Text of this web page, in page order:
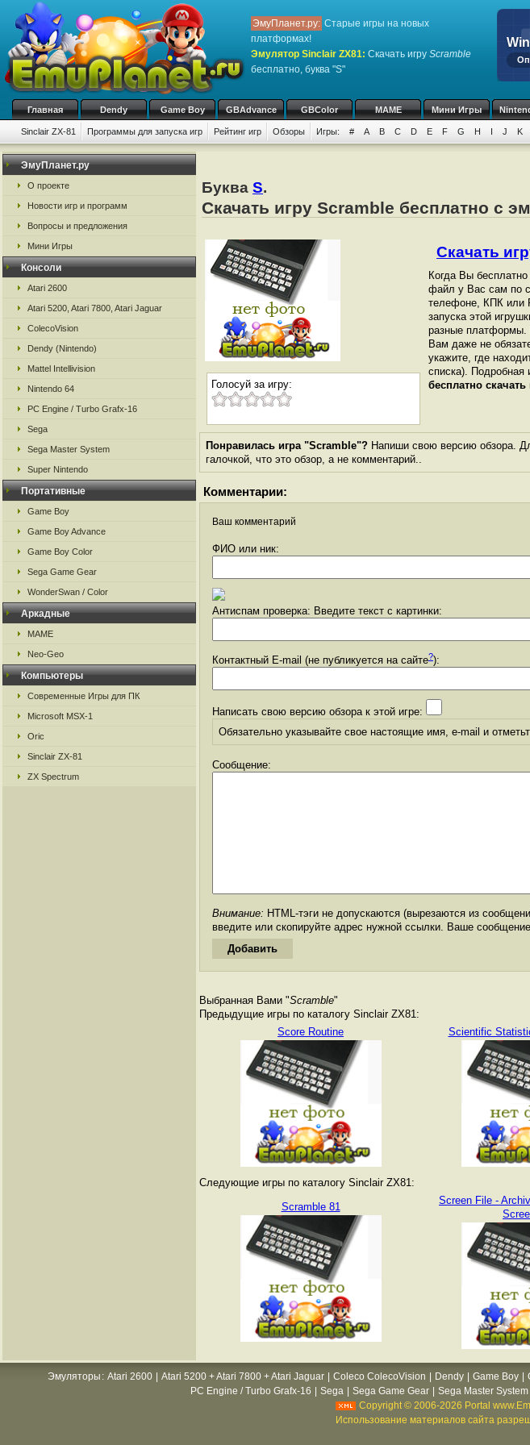
ЭмуПланет.ру: Старые игры на новых
платформах!
Эмулятор Sinclair ZX81: Скачать игру Scramble
бесплатно, буква "S"
Главная Dendy Game Boy GBAdvance GBColor MAME Мини Игры
Sinclair ZX-81 Программы для запуска игр Рейтинг игр Обзоры Игры: # A B C D E F G H I J K
ЭмуПланет.ру
О проекте
Новости игр и программ
Вопросы и предложения
Мини Игры
Консоли
Atari 2600
Atari 5200, Atari 7800, Atari Jaguar
ColecoVision
Dendy (Nintendo)
Mattel Intellivision
Nintendo 64
PC Engine / Turbo Grafx-16
Sega
Sega Master System
Super Nintendo
Портативные
Game Boy
Game Boy Advance
Game Boy Color
Sega Game Gear
WonderSwan / Color
Аркадные
MAME
Neo-Geo
Компьютеры
Современные Игры для ПК
Microsoft MSX-1
Oric
Sinclair ZX-81
ZX Spectrum
Буква S.
Скачать игру Scramble бесплатно с
Голосуй за игру:
Скачать
Когда Вы бесплатно
файл у Вас сам по
телефоне, КПК или
запуска этой
разные платформы.
Вам даже не
укажите, где
списка). Подробная
бесплатно
Понравилась игра "Scramble"? Напиши свою версию обзора.
галочкой, что это обзор, а не комментарий..
Комментарии:
Ваш комментарий
ФИО или ник:
Антиспам проверка: Введите текст с картинки:
Контактный E-mail (не публикуется на сайте?):
Написать свою версию обзора к этой игре:
Обязательно указывайте свое настоящие имя, e-mail и
Сообщение:
Внимание: HTML-тэги не допускаются (вырезаются из
введите или скопируйте адрес нужной ссылки. Ваше
Выбранная Вами "Scramble"
Предыдущие игры по каталогу Sinclair ZX81:
Score Routine
Scientific
Следующие игры по каталогу Sinclair ZX81:
Scramble 81
Screen File -
Эмуляторы : Atari 2600 Atari 5200 + Atari 7800 + Atari Jaguar Coleco ColecoVision Dendy Game Boy
PC Engine / Turbo Grafx-16
Sega Sega Game Gear Sega Master System
Copyright © 2006-2026 Portal
Использование материалов сайта